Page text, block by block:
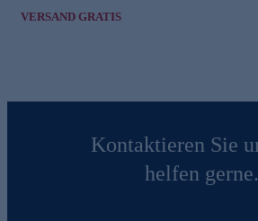
VERSAND GRATIS
Kontaktieren Sie
helfen gerne.